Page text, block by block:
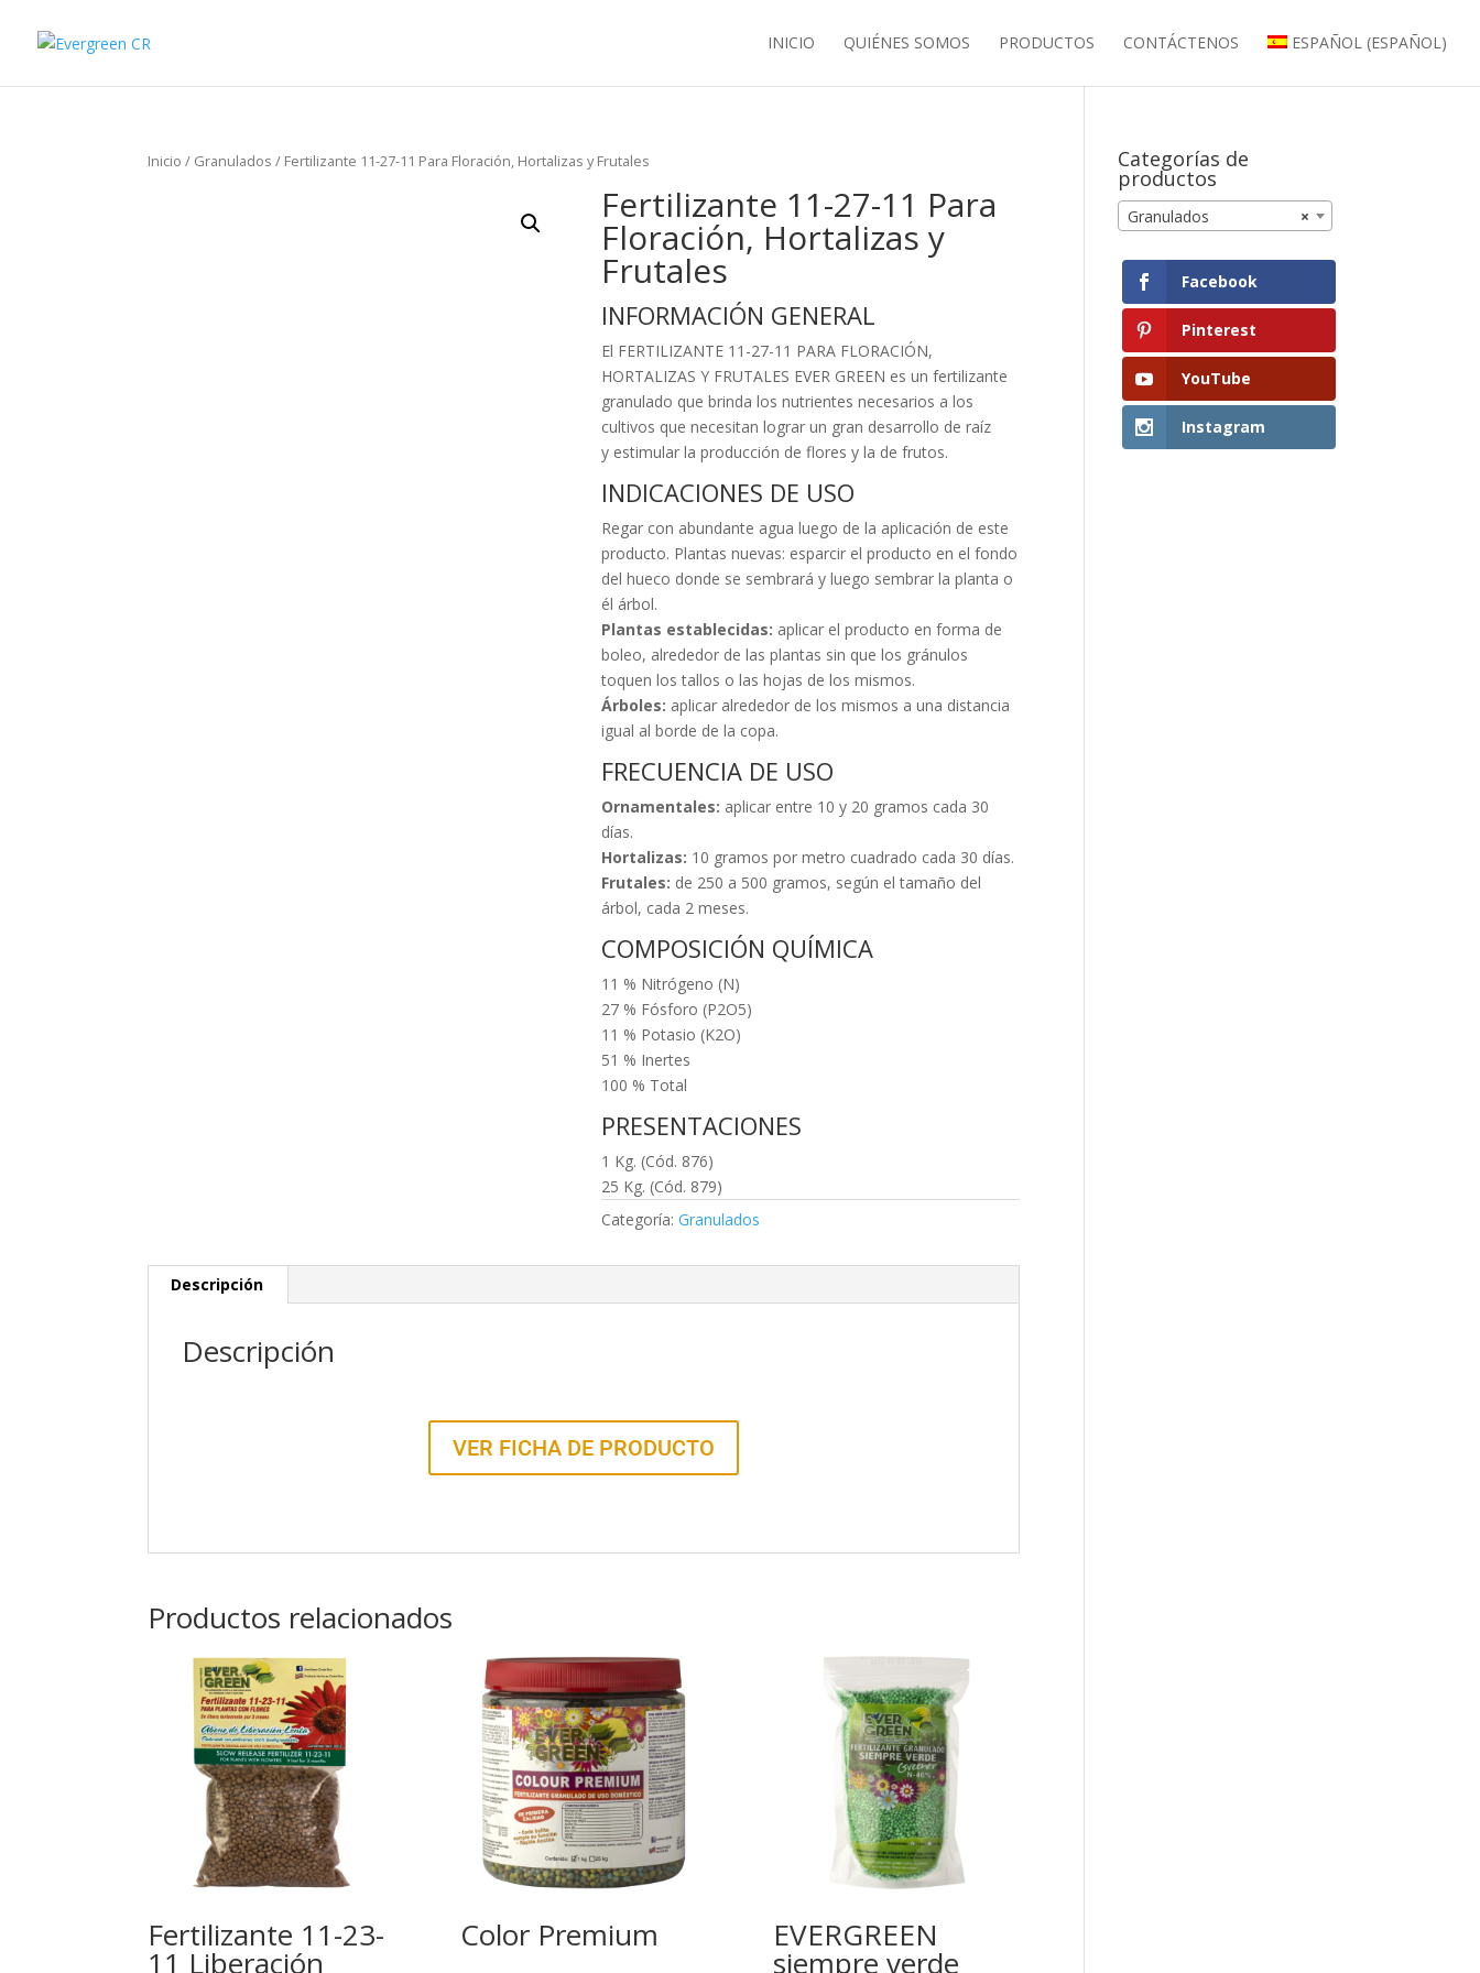
INICIO QUIÉNES SOMOS PRODUCTOS CONTÁCTENOS ESPAÑOL (ESPAÑOL)
Inicio / Granulados / Fertilizante 11-27-11 Para Floración, Hortalizas y Frutales
Fertilizante 11-27-11 Para
Floración, Hortalizas y
Frutales
INFORMACIÓN GENERAL
El FERTILIZANTE 11-27-11 PARA FLORACIÓN,
HORTALIZAS Y FRUTALES EVER GREEN es un fertilizante
granulado que brinda los nutrientes necesarios a los
cultivos que necesitan lograr un gran desarrollo de raíz
y estimular la producción de flores y la de frutos.
INDICACIONES DE USO
Regar con abundante agua luego de la aplicación de este
producto. Plantas nuevas: esparcir el producto en el fondo
del hueco donde se sembrará y luego sembrar la planta o
él árbol.
Plantas establecidas: aplicar el producto en forma de
boleo, alrededor de las plantas sin que los gránulos
toquen los tallos o las hojas de los mismos.
Árboles: aplicar alrededor de los mismos a una distancia
igual al borde de la copa.
FRECUENCIA DE USO
Ornamentales: aplicar entre 10 y 20 gramos cada 30
días.
Hortalizas: 10 gramos por metro cuadrado cada 30 días.
Frutales: de 250 a 500 gramos, según el tamaño del
árbol, cada 2 meses.
COMPOSICIÓN QUÍMICA
11 % Nitrógeno (N)
27 % Fósforo (P2O5)
11 % Potasio (K2O)
51 % Inertes
100 % Total
PRESENTACIONES
1 Kg. (Cód. 876)
25 Kg. (Cód. 879)
Categoría:Granulados
Descripción
Descripción
VER FICHA DE PRODUCTO
Productos relacionados
Fertilizante 11-23-
11 Liberación
Color Premium EVERGREEN
siempre verde
Categorías de
productos
×
Granulados
Facebook
Pinterest
YouTube
Instagram